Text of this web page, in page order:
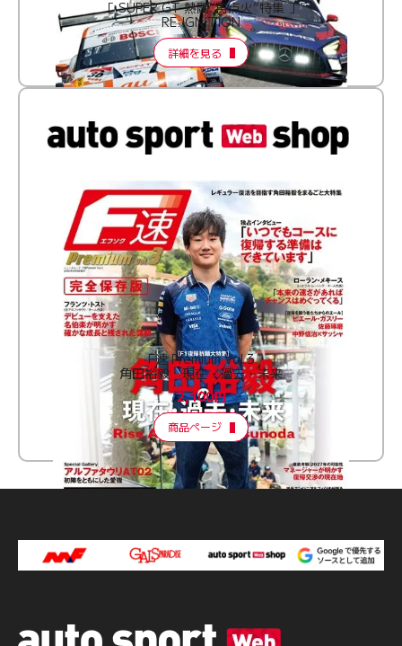
［ SUPER GT 熱闘“再点火”特集 ］
RE:IGNITION
詳細を見る
F速 Premium Vol.3
角田裕毅 現在・過去・未来
2,100円
商品ページ